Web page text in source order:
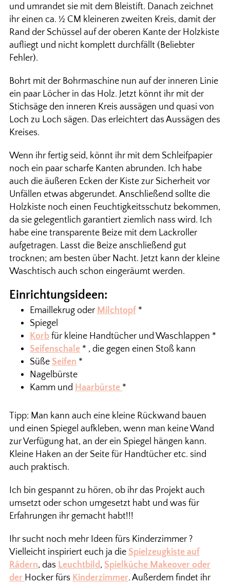
und umrandet sie mit dem Bleistift. Danach zeichnet
ihr einen ca. ½ CM kleineren zweiten Kreis, damit der
Rand der Schüssel auf der oberen Kante der Holzkiste
aufliegt und nicht komplett durchfällt (Beliebter
Fehler).
Bohrt mit der Bohrmaschine nun auf der inneren Linie
ein paar Löcher in das Holz. Jetzt könnt ihr mit der
Stichsäge den inneren Kreis aussägen und quasi von
Loch zu Loch sägen. Das erleichtert das Aussägen des
Kreises.
Wenn ihr fertig seid, könnt ihr mit dem Schleifpapier
noch ein paar scharfe Kanten abrunden. Ich habe
auch die äußeren Ecken der Kiste zur Sicherheit vor
Unfällen etwas abgerundet. Anschließend sollte die
Holzkiste noch einen Feuchtigkeitsschutz bekommen,
da sie gelegentlich garantiert ziemlich nass wird. Ich
habe eine transparente Beize mit dem Lackroller
aufgetragen. Lasst die Beize anschließend gut
trocknen; am besten über Nacht. Jetzt kann der kleine
Waschtisch auch schon eingeräumt werden.
Einrichtungsideen:
Emaillekrug oder Milchtopf *
Spiegel
Korbfür kleine Handtücher und Waschlappen *
Seifenschale* , die gegen einen Stoß kann
Süße Seifen *
Nagelbürste
Kamm und Haarbürste *
Tipp: Man kann auch eine kleine Rückwand bauen
und einen Spiegel aufkleben, wenn man keine Wand
zur Verfügung hat, an der ein Spiegel hängen kann.
Kleine Haken an der Seite für Handtücher etc. sind
auch praktisch.
Ich bin gespannt zu hören, ob ihr das Projekt auch
umsetzt oder schon umgesetzt habt und was für
Erfahrungen ihr gemacht habt!!!
Ihr sucht noch mehr Ideen fürs Kinderzimmer ?
Vielleicht inspiriert euch ja die Spielzeugkiste auf
Rädern, das Leuchtbild, Spielküche Makeover oder
der Hocker fürs Kinderzimmer. Außerdem findet ihr